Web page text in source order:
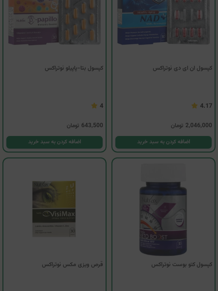
کپسول ان ای دی نوتراکس
4.17
2,046,000 تومان
اضافه کردن به سبد خرید
کپسول بتا-پاپیلو نوتراکس
4
643,500 تومان
اضافه کردن به سبد خرید
کپسول کتو بوست نوتراکس قرص ویزی مکس نوتراکس